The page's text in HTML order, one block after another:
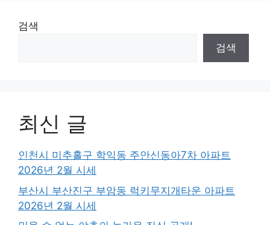
검색
검색
최신 글
인천시 미추홀구 학익동 주안신동아7차 아파트
2026년 2월 시세
부산시 부산진구 부암동 럭키무지개타운 아파트
2026년 2월 시세